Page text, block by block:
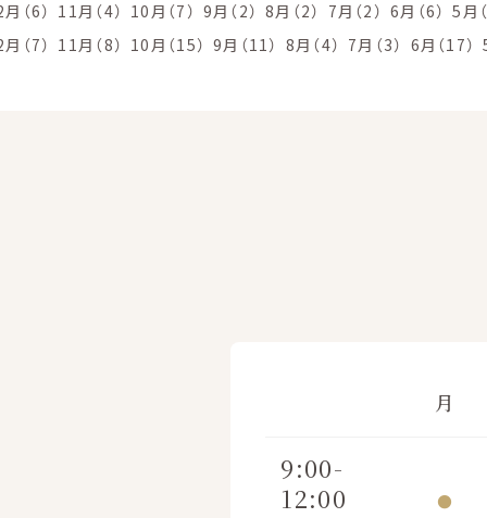
（6） 11月（4） 10月（7） 9月（2） 8月（2） 7月（2） 6月（6） 5月
（7） 11月（8） 10月（15） 9月（11） 8月（4） 7月（3） 6月（17）
月
9:00-
12:00
●